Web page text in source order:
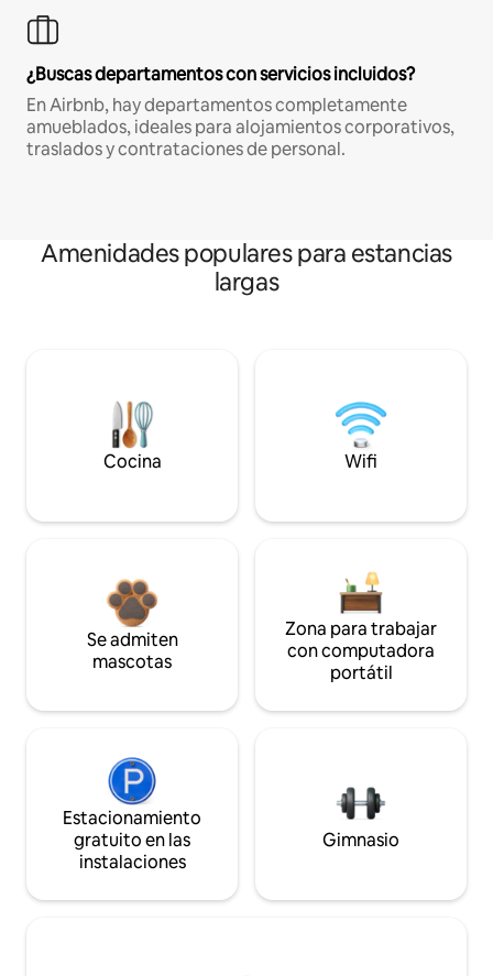
¿Buscas departamentos con servicios incluidos?
En Airbnb, hay departamentos completamente
amueblados, ideales para alojamientos corporativos,
traslados y contrataciones de personal.
Amenidades populares para estancias
largas
Cocina Wifi
Se admiten
mascotas
Zona para trabajar
con computadora
portátil
Estacionamiento
gratuito en las
instalaciones
Gimnasio